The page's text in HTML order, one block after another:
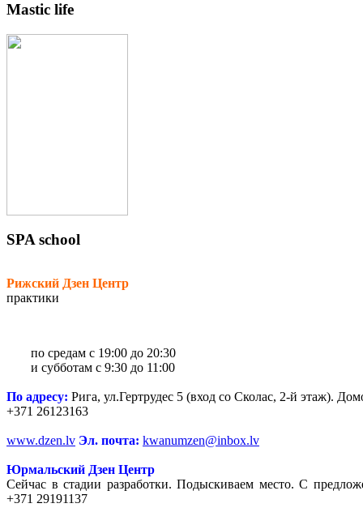
Mastic life
SPA school
Рижский Дзен Центр
практики
по средам с 19:00 до 20:30
и субботам с 9:30 до 11:00
По адресу: Рига, ул.Гертрудес 5 (вход со Сколас, 2-й этаж).
+371 26123163
www.dzen.lv Эл. почта: kwanumzen@inbox.lv
Юрмальский Дзен Центр
Сейчас в стадии разработки. Подыскиваем место. С
+371 29191137